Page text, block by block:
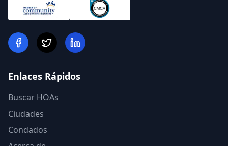
Enlaces Rápidos
Buscar HOAs
Ciudades
Condados